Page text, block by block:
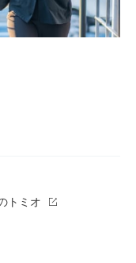
トミオ